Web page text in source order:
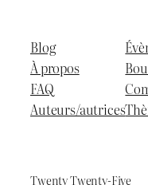
Blog
À propos
FAQ
Auteurs/autrices
Twenty Twenty-Five